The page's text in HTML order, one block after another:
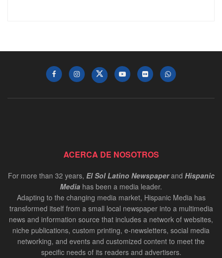
ACERCA DE NOSOTROS
For more than 32 years, El Sol Latino Newspaperand Hispanic
Media has been a media leader.
Adapting to the changing media market, Hispanic Media has
transformed itself from a small local newspaper into a multimedia
news and information source that includes a network of websites,
niche publications, custom printing, e-newsletters, social media
networking, and events and customized content to meet the
specific needs of its readers and advertisers.